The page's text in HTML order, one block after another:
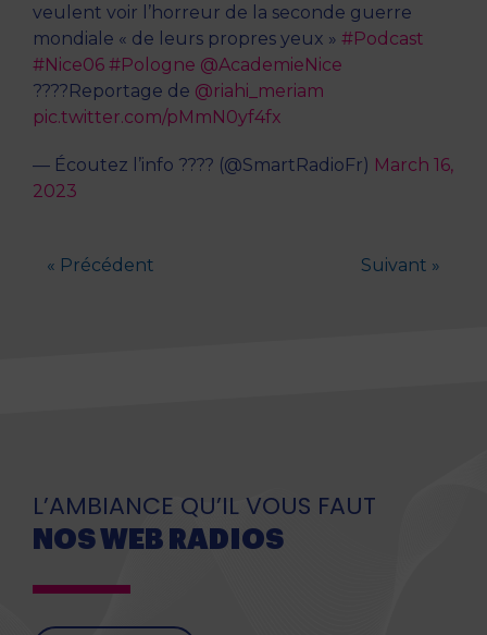
veulent voir l’horreur de la seconde guerre
mondiale « de leurs propres yeux » #Podcast
#Nice06 #Pologne @AcademieNice
????️Reportage de @riahi_meriam
pic.twitter.com/pMmN0yf4fx
— Écoutez l’info ???? (@SmartRadioFr) March 16,
2023
« Précédent Suivant »
L’AMBIANCE QU’IL VOUS FAUT
NOS WEB RADIOS